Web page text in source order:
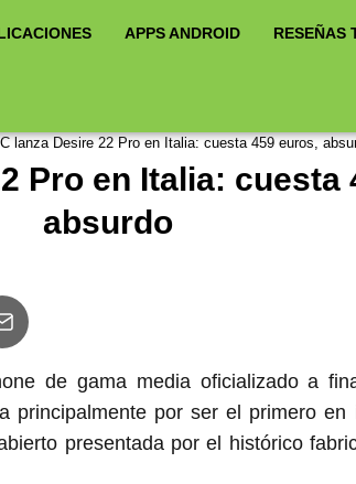
APPS ANDROID RESEÑAS
lanza Desire 22 Pro en Italia: cuesta 459 euros,
Pro en Italia: cuesta
absurdo
de gama media oficializado a
principalmente por ser el primero en
presentada por el histórico